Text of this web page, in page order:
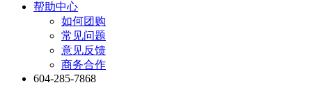
帮助中心
如何团购
常见问题
意见反馈
商务合作
604-285-7868